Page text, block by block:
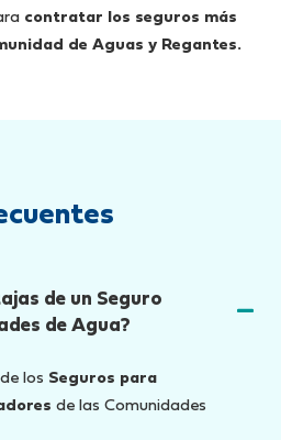
contratar los seguros más
de Aguas y Regantes.
de un Seguro
de Agua?
los Seguros para
de las Comunidades